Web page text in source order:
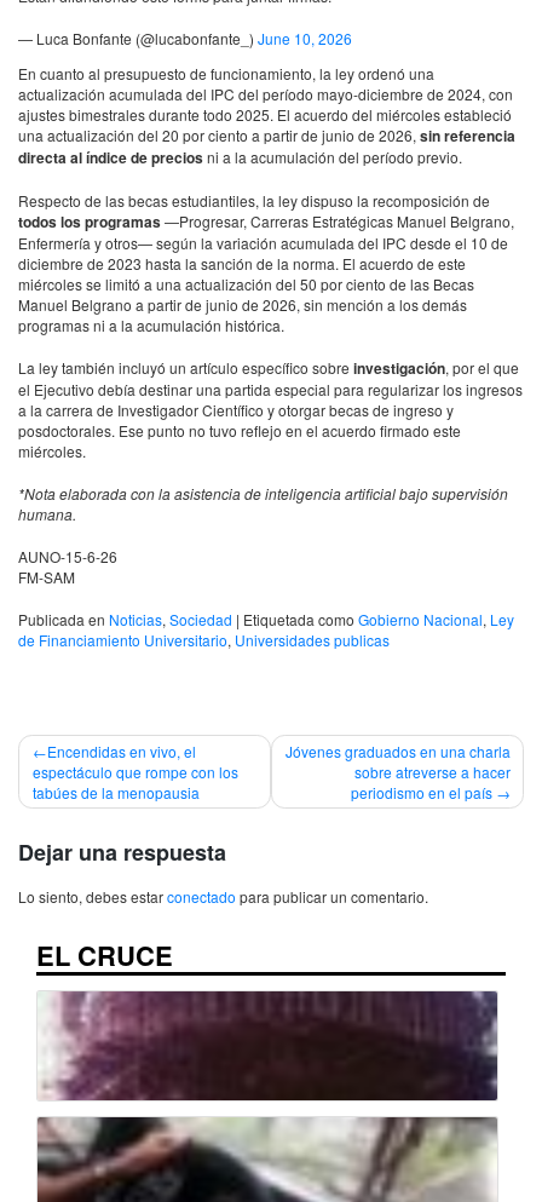
— Luca Bonfante (@lucabonfante_) June 10, 2026
En cuanto al presupuesto de funcionamiento, la ley ordenó una
actualización acumulada del IPC del período mayo-diciembre de 2024, con
ajustes bimestrales durante todo 2025. El acuerdo del miércoles estableció
una actualización del 20 por ciento a partir de junio de 2026, sin referencia
directa al índice de preciosni a la acumulación del período previo.
Respecto de las becas estudiantiles, la ley dispuso la recomposición de
todos los programas—Progresar, Carreras Estratégicas Manuel Belgrano,
Enfermería y otros— según la variación acumulada del IPC desde el 10 de
diciembre de 2023 hasta la sanción de la norma. El acuerdo de este
miércoles se limitó a una actualización del 50 por ciento de las Becas
Manuel Belgrano a partir de junio de 2026, sin mención a los demás
programas ni a la acumulación histórica.
La ley también incluyó un artículo específico sobre investigación, por el que
el Ejecutivo debía destinar una partida especial para regularizar los ingresos
a la carrera de Investigador Científico y otorgar becas de ingreso y
posdoctorales. Ese punto no tuvo reflejo en el acuerdo firmado este
miércoles.
*Nota elaborada con la asistencia de inteligencia artificial bajo supervisión
humana.
AUNO-15-6-26
FM-SAM
Publicada en Noticias, Sociedad | Etiquetada como Gobierno Nacional, Ley
de Financiamiento Universitario, Universidades publicas
Navegación
de
Encendidas en vivo, el
espectáculo que rompe con los
tabúes de la menopausia
Jóvenes graduados en una charla
sobre atreverse a hacer
periodismo en el país
Dejar una respuesta
Lo siento, debes estarconectado para publicar un comentario.
EL CRUCE